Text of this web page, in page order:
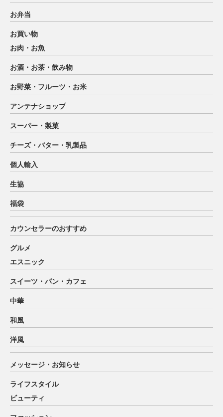
お弁当
お買い物
お肉・お魚
お酒・お茶・飲み物
お野菜・フルーツ・お米
アンテナショップ
スーパー・製菓
チーズ・バター・乳製品
個人輸入
生協
福袋
カウンセラーのおすすめ
グルメ
エスニック
スイーツ・パン・カフェ
中華
和風
洋風
メッセージ・お知らせ
ライフスタイル
ビューティ